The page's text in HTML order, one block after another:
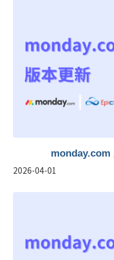
monday.com
2026-04-01